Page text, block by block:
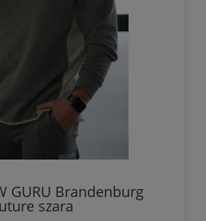
GURU Brandenburg
szara